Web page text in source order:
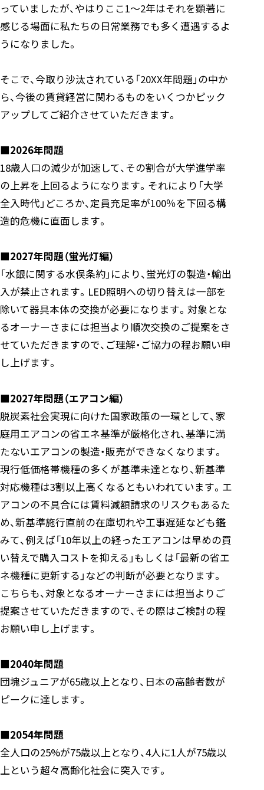
っていましたが、やはりここ1～2年はそれを顕著に
感じる場面に私たちの日常業務でも多く遭遇するよ
うになりました。
そこで、今取り沙汰されている「20XX年問題」の中か
ら、今後の賃貸経営に関わるものをいくつかピック
アップしてご紹介させていただきます。
■2026年問題
18歳人口の減少が加速して、その割合が大学進学率
の上昇を上回るようになります。それにより「大学
全入時代」どころか、定員充足率が100％を下回る構
造的危機に直面します。
■2027年問題（蛍光灯編）
「水銀に関する水俣条約」により、蛍光灯の製造・輸出
入が禁止されます。LED照明への切り替えは一部を
除いて器具本体の交換が必要になります。対象とな
るオーナーさまには担当より順次交換のご提案をさ
せていただきますので、ご理解・ご協力の程お願い申
し上げます。
■2027年問題（エアコン編）
脱炭素社会実現に向けた国家政策の一環として、家
庭用エアコンの省エネ基準が厳格化され、基準に満
たないエアコンの製造・販売ができなくなります。
現行低価格帯機種の多くが基準未達となり、新基準
対応機種は3割以上高くなるともいわれています。エ
アコンの不具合には賃料減額請求のリスクもあるた
め、新基準施行直前の在庫切れや工事遅延なども鑑
みて、例えば「10年以上の経ったエアコンは早めの買
い替えで購入コストを抑える」もしくは「最新の省エ
ネ機種に更新する」などの判断が必要となります。
こちらも、対象となるオーナーさまには担当よりご
提案させていただきますので、その際はご検討の程
お願い申し上げます。
■2040年問題
団塊ジュニアが65歳以上となり、日本の高齢者数が
ピークに達します。
■2054年問題
全人口の25%が75歳以上となり、4人に1人が75歳以
上という超々高齢化社会に突入です。